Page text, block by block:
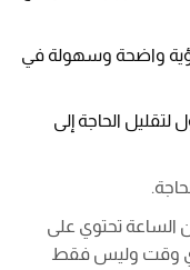
واضحة وسهولة في
لتقليل الحاجة إلى
الساعة تحتوي على
اي وقت وليس فقط